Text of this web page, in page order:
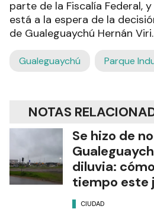
parte de la Fiscalía Federal,
está a la espera de la
de Gualeguaychú Hernán Viri.
Gualeguaychú Parque
NOTAS
Se hizo de
diluvia:
tiempo este
CIUDAD